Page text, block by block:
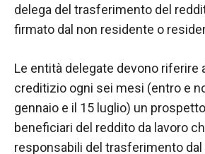
delega del trasferimento del
firmato dal non residente o
Le entità delegate devono riferire
creditizio ogni sei mesi (entro e
gennaio e il 15 luglio) un
beneficiari del reddito da lavoro
responsabili del trasferimento dal